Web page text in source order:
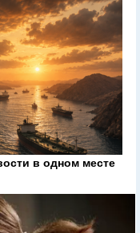
в одном месте